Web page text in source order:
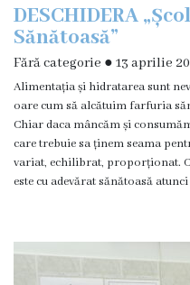
DESCHIDERA
Sănătoasă”
Fără categorie ● 13 aprilie
Alimentația și hidratarea sunt
oare cum să alcătuim farfuria
Chiar daca mâncăm și
care trebuie sa ținem seama
variat, echilibrat, proporționat.
este cu adevărat sănătoasă